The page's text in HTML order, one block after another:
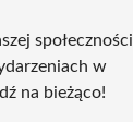
społeczności
w
na bieżąco!